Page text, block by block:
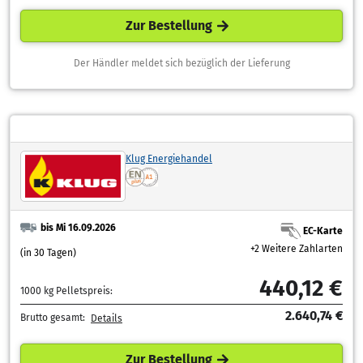
Zur Bestellung
Der Händler meldet sich bezüglich der Lieferung
Klug Energiehandel
bis Mi 16.09.2026
(in 30 Tagen)
EC-Karte
+2 Weitere Zahlarten
1000 kg Pelletspreis: 440,12 €
Brutto gesamt: Details 2.640,74 €
Zur Bestellung